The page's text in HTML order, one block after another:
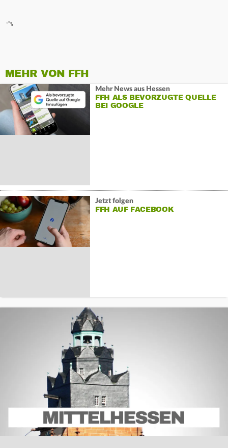
MEHR VON FFH
Mehr News aus Hessen
FFH ALS BEVORZUGTE QUELLE
BEI GOOGLE
Jetzt folgen
FFH AUF FACEBOOK